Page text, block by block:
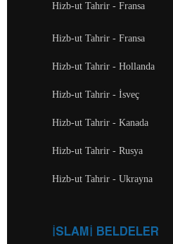
Hizb-ut Tahrir - Fransa
Hizb-ut Tahrir - Fransa
Hizb-ut Tahrir - Hollanda
Hizb-ut Tahrir - İsveç
Hizb-ut Tahrir - Kanada
Hizb-ut Tahrir - Rusya
Hizb-ut Tahrir - Ukrayna
İSLAMİ BELDELER